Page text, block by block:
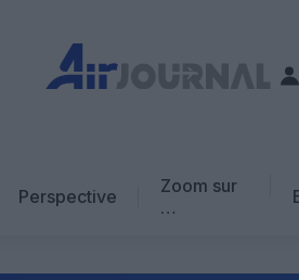
Perspective
Zoom sur
…